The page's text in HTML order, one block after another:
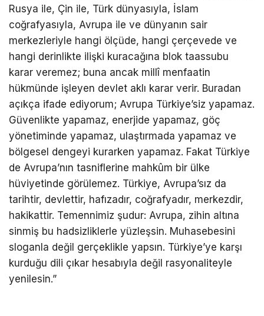
Rusya ile, Çin ile, Türk dünyasıyla, İslam
coğrafyasıyla, Avrupa ile ve dünyanın sair
merkezleriyle hangi ölçüde, hangi çerçevede ve
hangi derinlikte ilişki kuracağına blok taassubu
karar veremez; buna ancak millî menfaatin
hükmünde işleyen devlet aklı karar verir. Buradan
açıkça ifade ediyorum; Avrupa Türkiye’siz yapamaz.
Güvenlikte yapamaz, enerjide yapamaz, göç
yönetiminde yapamaz, ulaştırmada yapamaz ve
bölgesel dengeyi kurarken yapamaz. Fakat Türkiye
de Avrupa’nın tasniflerine mahkûm bir ülke
hüviyetinde görülemez. Türkiye, Avrupa’sız da
tarihtir, devlettir, hafızadır, coğrafyadır, merkezdir,
hakikattir. Temennimiz şudur: Avrupa, zihin altına
sinmiş bu hadsizliklerle yüzleşsin. Muhasebesini
sloganla değil gerçeklikle yapsın. Türkiye’ye karşı
kurduğu dili çıkar hesabıyla değil rasyonaliteyle
yenilesin.”